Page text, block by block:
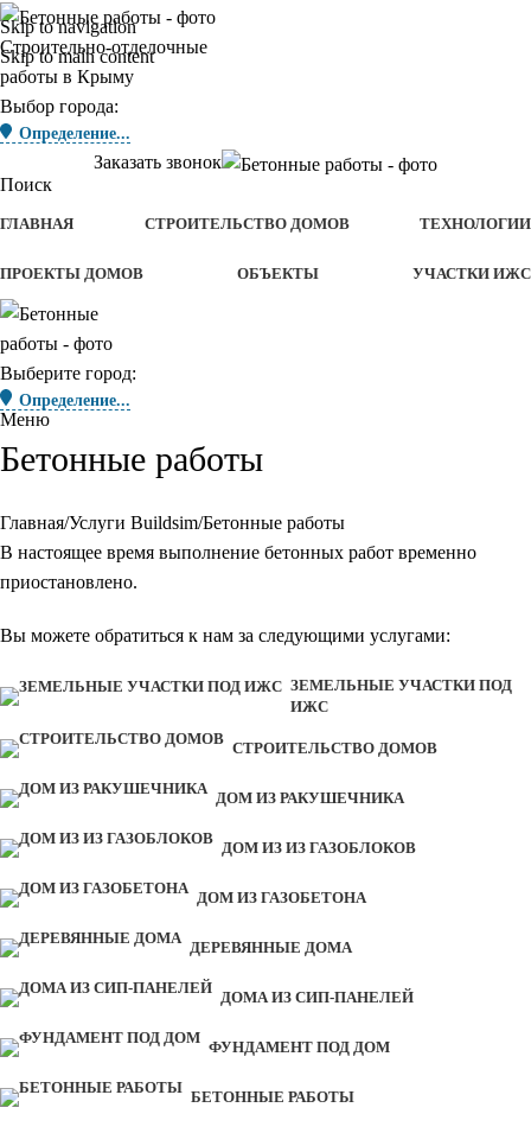
Skip to navigation
Skip to main content
Строительно-отделочные
работы в Крыму
Выбор города:
Определение...
Заказать звонок
Поиск
ГЛАВНАЯ СТРОИТЕЛЬСТВО ДОМОВ ТЕХНОЛОГИИ
ПРОЕКТЫ ДОМОВ ОБЪЕКТЫ УЧАСТКИ ИЖС
Выберите город:
Определение...
Меню
Бетонные работы
Главная Услуги Buildsim Бетонные работы
В настоящее время выполнение бетонных работ временно
приостановлено.
Вы можете обратиться к нам за следующими услугами:
ЗЕМЕЛЬНЫЕ УЧАСТКИ ПОД
ИЖС
СТРОИТЕЛЬСТВО ДОМОВ
ДОМ ИЗ РАКУШЕЧНИКА
ДОМ ИЗ ИЗ ГАЗОБЛОКОВ
ДОМ ИЗ ГАЗОБЕТОНА
ДЕРЕВЯННЫЕ ДОМА
ДОМА ИЗ СИП-ПАНЕЛЕЙ
ФУНДАМЕНТ ПОД ДОМ
БЕТОННЫЕ РАБОТЫ